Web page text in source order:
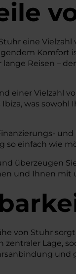
eine
Komfort
Reisen –
einer Vielzahl
was
so einfach wie
überzeugen
und Ihnen mit
von Stuhr
Lage,